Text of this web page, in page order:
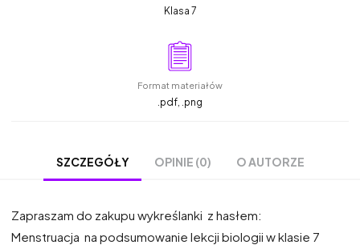
Klasa 7
Format materiałów
.pdf, .png
SZCZEGÓŁY OPINIE (0) O AUTORZE
Zapraszam do zakupu wykreślanki z hasłem:
Menstruacja na podsumowanie lekcji biologii w klasie 7